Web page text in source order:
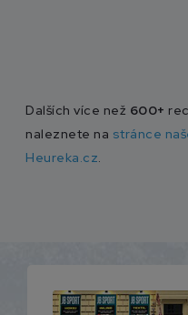
Dalších více než 600+
naleznete na stránce
Heureka.cz.